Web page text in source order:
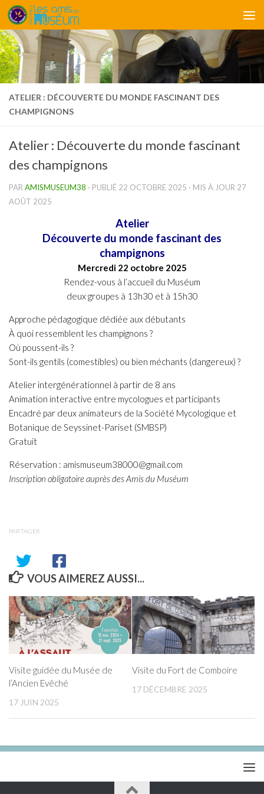
Skip to content
ATELIER : DÉCOUVERTE DU MONDE FASCINANT DES
CHAMPIGNONS
Atelier : Découverte du monde fascinant
des champignons
PAR AMISMUSEUM38 · PUBLIÉ 22 OCTOBRE 2025 · MIS À JOUR 27
AOÛT 2025
Atelier
Découverte du monde fascinant des
champignons
Mercredi 22 octobre 2025
Rendez-vous à l’accueil du Muséum
deux groupes à 13h30 et à 15h30
Approche pédagogique dédiée aux débutants
À quoi ressemblent les champignons ?
Où poussent-ils ?
Sont-ils gentils (comestibles) ou bien méchants (dangereux) ?
Atelier intergénérationnel à partir de 8 ans
Animation interactive entre mycologues et participants
Encadré par deux animateurs de la Société Mycologique et
Botanique de Seyssinet-Pariset (SMBSP)
Gratuit
Réservation : amismuseum38000@gmail.com
Inscription obligatoire auprès des Amis du Muséum
PARTAGER
VOUS AIMEREZ AUSSI...
Visite guidée du Musée de
l’Ancien Evêché
17 JUIN 2025
Visite du Fort de Comboire
17 DÉCEMBRE 2025